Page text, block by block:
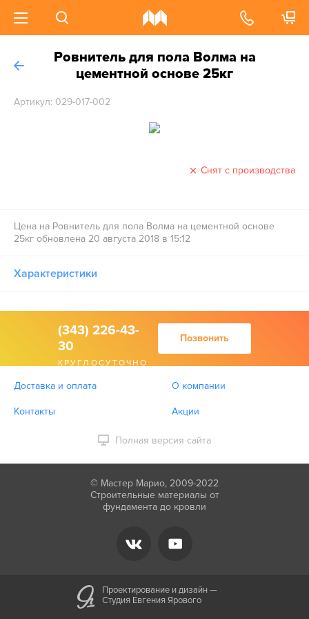
Ровнитель для пола Волма на
цементной основе 25кг
Артикул: 029-017-002
Снят с производства
Цена на Ровнитель для пола Волма на цементной основе
25кг обновлена 20 августа 2018 в 15:12
Характеристики
(343) 226-43-
30
КРУГЛОСУТОЧНО
Позвонить
Доставка и оплата О компании
Контакты Акции
Полная версия сайта
© Мастер Марио, 2009-2022
Строительные материалы от
фундамента до кровли
Проектирование и дизайн —
Студия Евгения Ярового